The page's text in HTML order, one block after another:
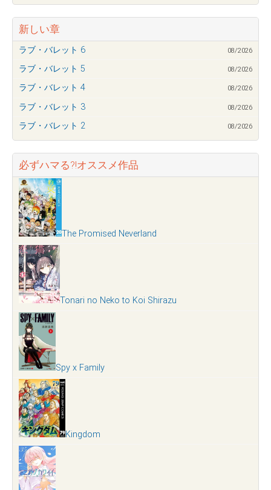
新しい章
ラブ・バレット 6 08/2026
ラブ・バレット 5 08/2026
ラブ・バレット 4 08/2026
ラブ・バレット 3 08/2026
ラブ・バレット 2 08/2026
必ずハマる?!オススメ作品
The Promised Neverland
Tonari no Neko to Koi Shirazu
Spy x Family
Kingdom